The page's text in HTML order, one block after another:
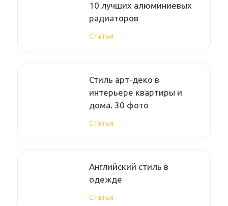
10 лучших алюминиевых
радиаторов
Статьи
Стиль арт-деко в
интерьере квартиры и
дома. 30 фото
Статьи
Английский стиль в
одежде
Статьи